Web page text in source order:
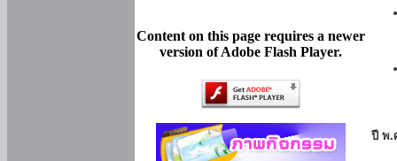
Content on this page requires a newer
version of Adobe Flash Player.
ปี พ